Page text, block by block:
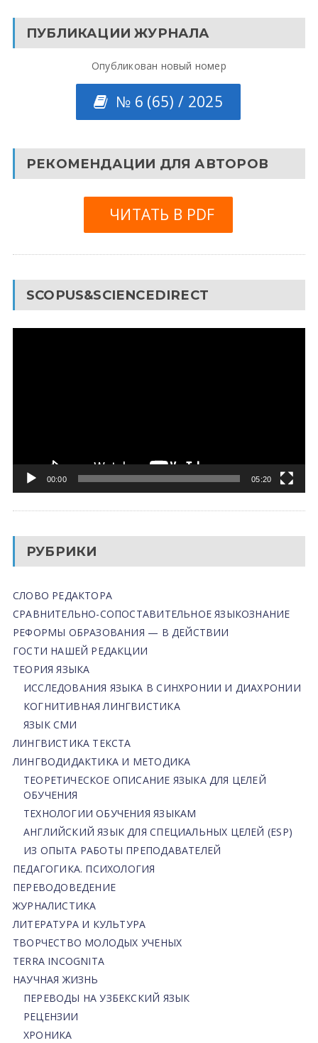
ПУБЛИКАЦИИ ЖУРНАЛА
Опубликован новый номер
№ 6 (65) / 2025
РЕКОМЕНДАЦИИ ДЛЯ АВТОРОВ
ЧИТАТЬ В PDF
SCOPUS&SCIENCEDIRECT
00:00 05:20
РУБРИКИ
СЛОВО РЕДАКТОРА
СРАВНИТЕЛЬНО-СОПОСТАВИТЕЛЬНОЕ ЯЗЫКОЗНАНИЕ
РЕФОРМЫ ОБРАЗОВАНИЯ — В ДЕЙСТВИИ
ГОСТИ НАШЕЙ РЕДАКЦИИ
ТЕОРИЯ ЯЗЫКА
ИССЛЕДОВАНИЯ ЯЗЫКА В СИНХРОНИИ И ДИАХРОНИИ
КОГНИТИВНАЯ ЛИНГВИСТИКА
ЯЗЫК СМИ
ЛИНГВИСТИКА ТЕКСТА
ЛИНГВОДИДАКТИКА И МЕТОДИКА
ТЕОРЕТИЧЕСКОЕ ОПИСАНИЕ ЯЗЫКА ДЛЯ ЦЕЛЕЙ
ОБУЧЕНИЯ
ТЕХНОЛОГИИ ОБУЧЕНИЯ ЯЗЫКАМ
АНГЛИЙСКИЙ ЯЗЫК ДЛЯ СПЕЦИАЛЬНЫХ ЦЕЛЕЙ (ESP)
ИЗ ОПЫТА РАБОТЫ ПРЕПОДАВАТЕЛЕЙ
ПЕДАГОГИКА. ПСИХОЛОГИЯ
ПЕРЕВОДОВЕДЕНИЕ
ЖУРНАЛИСТИКА
ЛИТЕРАТУРА И КУЛЬТУРА
ТВОРЧЕСТВО МОЛОДЫХ УЧЕНЫХ
TERRA INCOGNITA
НАУЧНАЯ ЖИЗНЬ
ПЕРЕВОДЫ НА УЗБЕКСКИЙ ЯЗЫК
РЕЦЕНЗИИ
ХРОНИКА